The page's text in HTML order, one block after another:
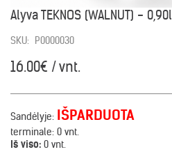
Alyva TEKNOS (WALNUT) - 0,90l
SKU: P0000030
16.00€ / vnt.
Sandėlyje: IŠPARDUOTA
terminale: 0 vnt.
Iš viso: 0 vnt.